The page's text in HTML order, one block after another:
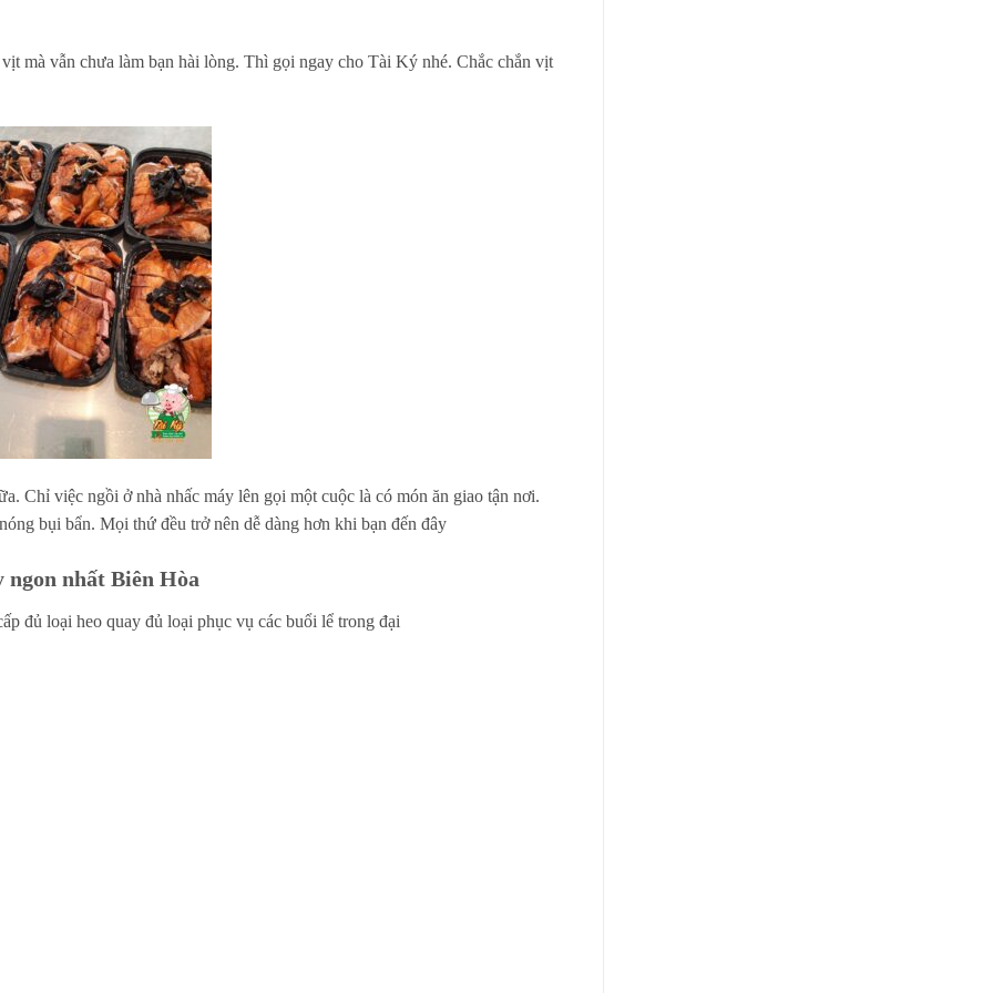
mà vẫn chưa làm bạn hài lòng. Thì gọi ngay cho Tài Ký nhé. Chắc chắn vịt
Chỉ việc ngồi ở nhà nhấc máy lên gọi một cuộc là có món ăn giao tận nơi.
bụi bẩn. Mọi thứ đều trở nên dễ dàng hơn khi bạn đến đây
ngon nhất Biên Hòa
đủ loại heo quay đủ loại phục vụ các buổi lể trong đại